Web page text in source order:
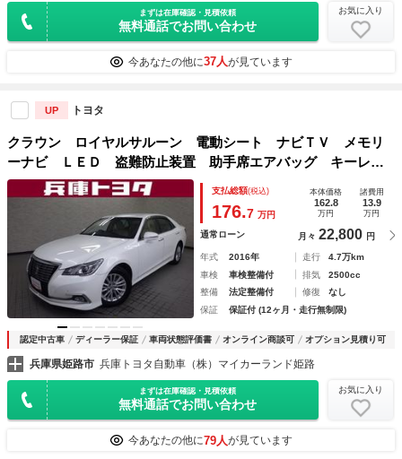
まずは在庫確認・見積依頼
無料通話でお問い合わせ
お気に入り
今あなたの他に37人が見ています
UP トヨタ
クラウン ロイヤルサルーン 電動シート ナビＴＶ メモリ
ーナビ ＬＥＤ 盗難防止装置 助手席エアバッグ キーレ
ス オートクルーズ アルミ インテリキー 横滑り防止 Ａ
Ｃ パワーウィンドウ ＥＴＣ ＡＢＳ エアバッグ バック
支払総額(税込)
176.7 万円
本体価格
162.8
万円
諸費用
13.9
万円
通常ローン 月々 22,800 円
年式 2016年 走行
4.7万km
車検
車検整備付 排気
2500cc
整備
法定整備付 修復
なし
保証
保証付 (12ヶ月・走行無制限)
認定中古車 ディーラー保証 車両状態評価書 オンライン商談可 オプション見積り可
兵庫県姫路市 兵庫トヨタ自動車（株）マイカーランド姫路
まずは在庫確認・見積依頼
無料通話でお問い合わせ
お気に入り
今あなたの他に79人が見ています